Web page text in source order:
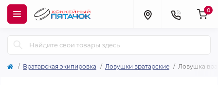
0
Вратарская экипировка Ловушки вратарские Ловушка